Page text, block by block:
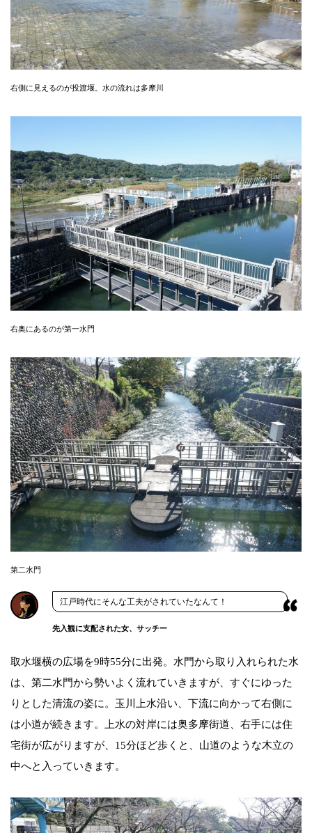
右側に見えるのが投渡堰。水の流れは多摩川
右奥にあるのが第一水門
第二水門
江戸時代にそんな工夫がされていたなんて！
先入観に支配された女、サッチー
取水堰横の広場を9時55分に出発。水門から取り入れられた水
は、第二水門から勢いよく流れていきますが、すぐにゆった
りとした清流の姿に。玉川上水沿い、下流に向かって右側に
は小道が続きます。上水の対岸には奥多摩街道、右手には住
宅街が広がりますが、15分ほど歩くと、山道のような木立の
中へと入っていきます。